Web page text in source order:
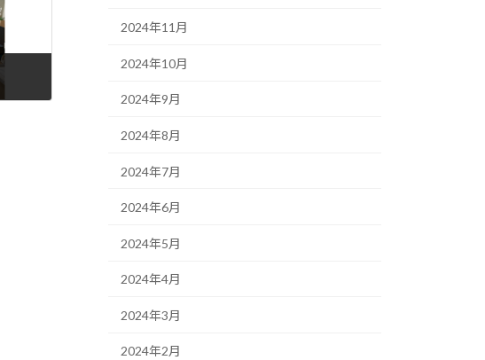
2024年11月
2024年10月
2024年9月
2024年8月
2024年7月
2024年6月
2024年5月
2024年4月
2024年3月
2024年2月